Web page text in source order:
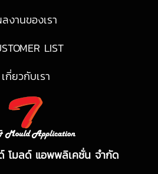
งานของเรา
LIST
เกี่ยวกับเรา
โมลด์ แอพพลิเคชั่น จำกัด